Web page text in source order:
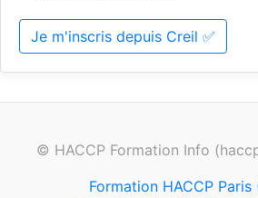
Je m'inscris depuis Creil ✅
© HACCP Formation Info
Formation HACCP Paris